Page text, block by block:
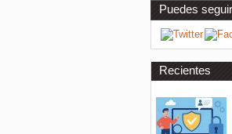
Puedes
Recientes